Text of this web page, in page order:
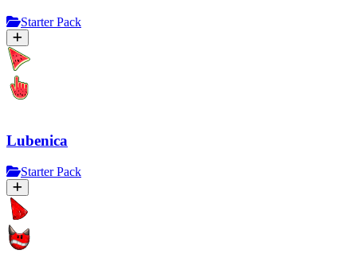
Starter Pack
Lubenica
Starter Pack